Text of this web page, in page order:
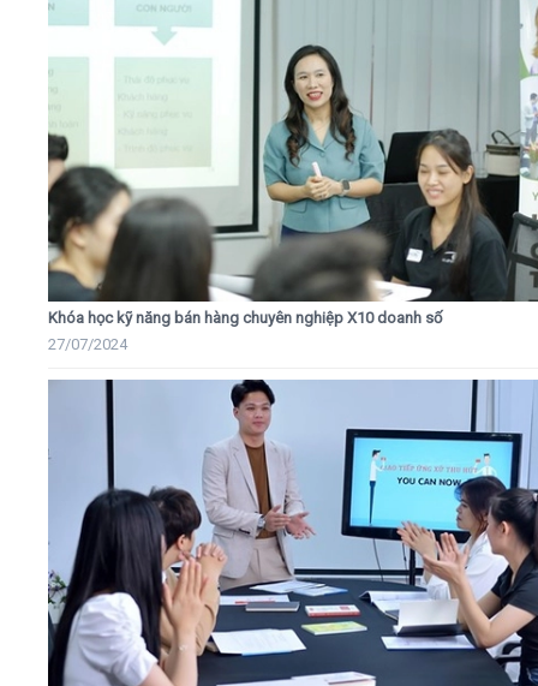
Khóa học kỹ năng bán hàng chuyên nghiệp X10 doanh số
27/07/2024